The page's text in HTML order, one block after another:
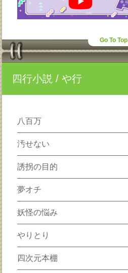
Go To Top
四行小説 / や行
八百万
汚せない
誘拐の目的
夢オチ
妖怪の悩み
やりとり
四次元本棚